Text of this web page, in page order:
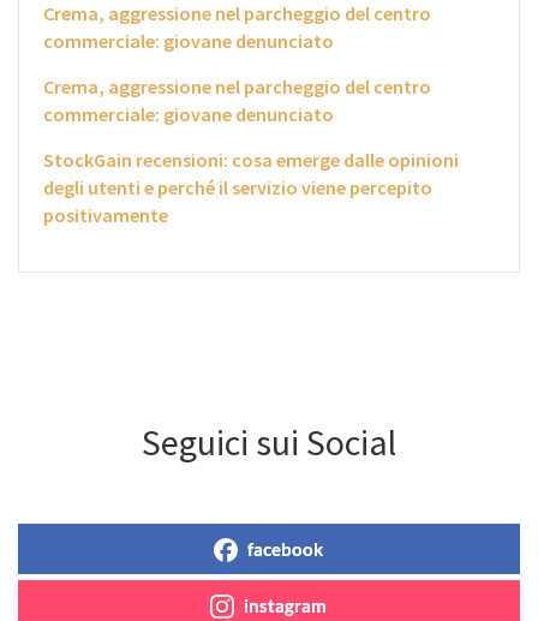
Crema, aggressione nel parcheggio del centro
commerciale: giovane denunciato
Crema, aggressione nel parcheggio del centro
commerciale: giovane denunciato
StockGain recensioni: cosa emerge dalle opinioni
degli utenti e perché il servizio viene percepito
positivamente
Seguici sui Social
facebook
instagram